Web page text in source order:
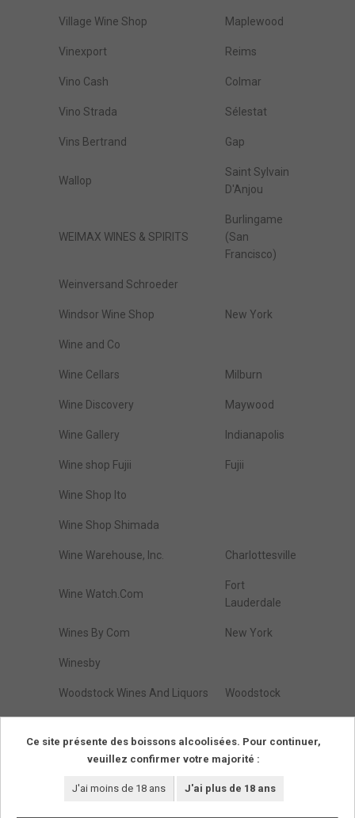
Village Wine Shop Maplewood
Vinexport Reims
Vino Cash Colmar
Vino Strada Sélestat
Vins Bertrand Gap
Wallop
Saint Sylvain
D'Anjou
WEIMAX WINES & SPIRITS
Burlingame
(San
Francisco)
Weinversand Schroeder
Windsor Wine Shop New York
Wine and Co
Wine Cellars Milburn
Wine Discovery Maywood
Wine Gallery Indianapolis
Wine shop Fujii Fujii
Wine Shop Ito
Wine Shop Shimada
Wine Warehouse, Inc. Charlottesville
Wine Watch.Com
Fort
Lauderdale
Wines By Com New York
Winesby
Woodstock Wines And Liquors Woodstock
274
Ce site présente des boissons alcoolisées. Pour continuer,
veuillez confirmer votre majorité :
J'ai moins de 18 ans J'ai plus de 18 ans